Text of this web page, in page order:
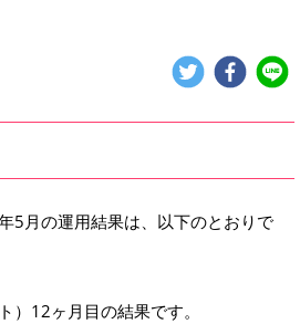
5月の運用結果は、以下のとおりで
）12ヶ月目の結果です。